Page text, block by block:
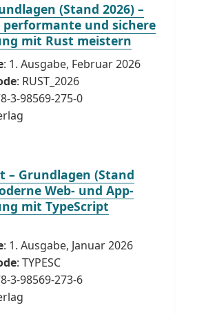
(Stand 2026) –
performante und sichere
mit Rust meistern
: 1. Ausgabe, Februar 2026
: RUST_2026
3-98569-275-0
– Grundlagen (Stand
Web- und App-
mit TypeScript
: 1. Ausgabe, Januar 2026
: TYPESC
3-98569-273-6